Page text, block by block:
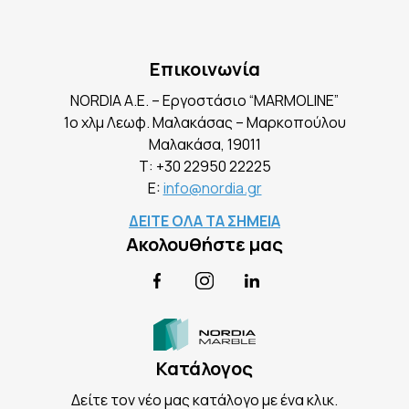
Επικοινωνία
NORDIA A.E. – Εργοστάσιο “MARMOLINE”
1ο χλμ Λεωφ. Μαλακάσας – Μαρκοπούλου
Mαλακάσα, 19011
Τ: +30 22950 22225
E:info@nordia.gr
ΔΕΙΤΕ ΟΛΑ ΤΑ ΣΗΜΕΙΑ
Ακολουθήστε μας
FacebookInstagramLinkedIn
Κατάλογος
Δείτε τον νέο μας κατάλογο με ένα κλικ.